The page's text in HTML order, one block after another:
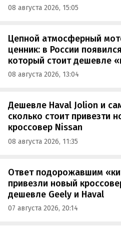
08 августа 2026, 15:05
Цепной атмосферный
ценник: в России
который стоит дешевле
08 августа 2026, 13:04
Дешевле Haval Jolion и
сколько стоит привезти
кроссовер Nissan
08 августа 2026, 11:35
Ответ подорожавшим
привезли новый
дешевле Geely и Haval
07 августа 2026, 20:14